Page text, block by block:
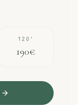
120'
190€